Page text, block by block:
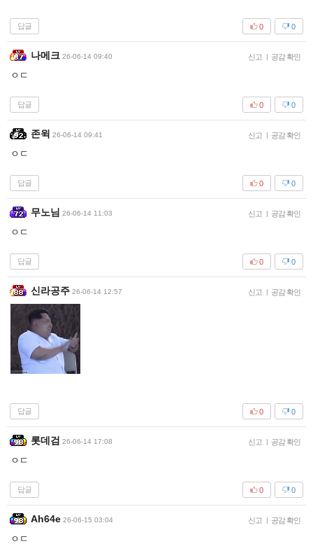
답글 0
0
나메크 26-06-14 09:40 신고 | 공감 확인
ㅇㄷ
답글 0
0
존윅 26-06-14 09:41 신고 | 공감 확인
ㅇㄷ
답글 0
0
무노님 26-06-14 11:03 신고 | 공감 확인
ㅇㄷ
답글 0
0
신라공주 26-06-14 12:57 신고 | 공감 확인
답글 0
0
롯데검 26-06-14 17:08 신고 | 공감 확인
ㅇㄷ
답글 0
0
Ah64e 26-06-15 03:04 신고 | 공감 확인
ㅇㄷ